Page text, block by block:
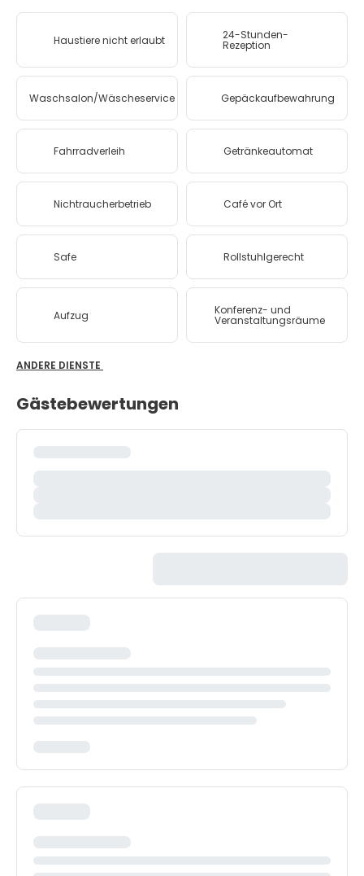
Haustiere nicht erlaubt 24-Stunden-
Rezeption
Waschsalon/Wäscheservice Gepäckaufbewahrung
Fahrradverleih Getränkeautomat
Nichtraucherbetrieb Café vor Ort
Safe Rollstuhlgerecht
Aufzug Konferenz- und
Veranstaltungsräume
ANDERE DIENSTE
Gästebewertungen